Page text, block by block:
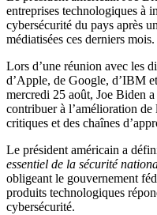
entreprises technologiques à
cybersécurité du pays après
médiatisées ces derniers mois.
Lors d’une réunion avec les
d’Apple, de Google, d’IBM
mercredi 25 août, Joe Biden
contribuer à l’amélioration
critiques et des chaînes
Le président américain a
essentiel de la sécurité
obligeant le gouvernement
produits technologiques
cybersécurité.